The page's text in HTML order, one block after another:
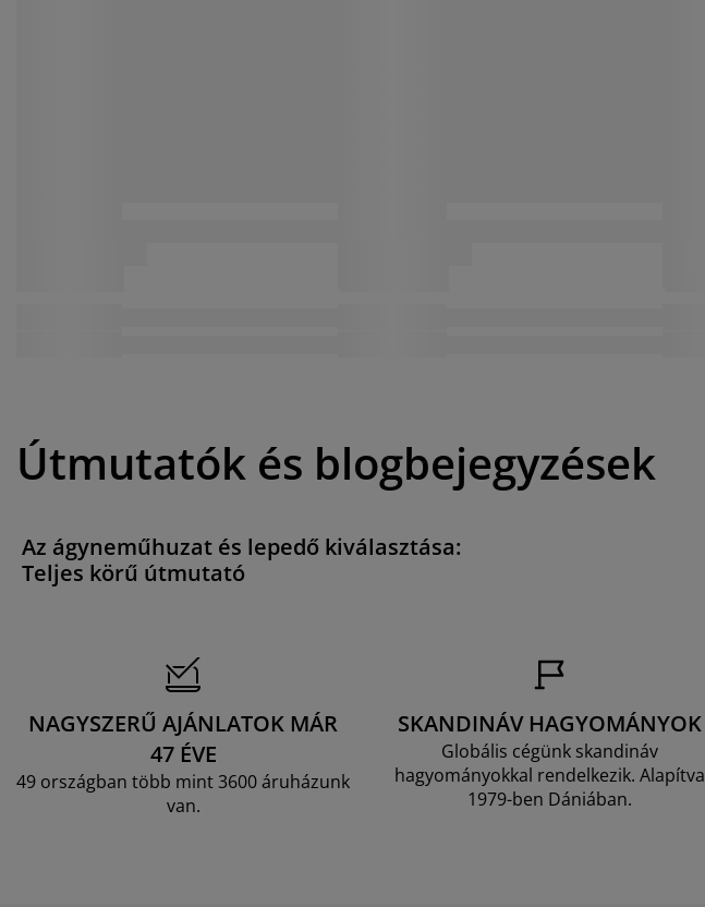
Útmutatók és blogbejegyzések
Az ágyneműhuzat és lepedő kiválasztása:
Teljes körű útmutató
NAGYSZERŰ AJÁNLATOK MÁR
47 ÉVE
49 országban több mint 3600 áruházunk
van.
SKANDINÁV HAGYOMÁNYOK
Globális cégünk skandináv
hagyományokkal rendelkezik. Alapítva
1979-ben Dániában.